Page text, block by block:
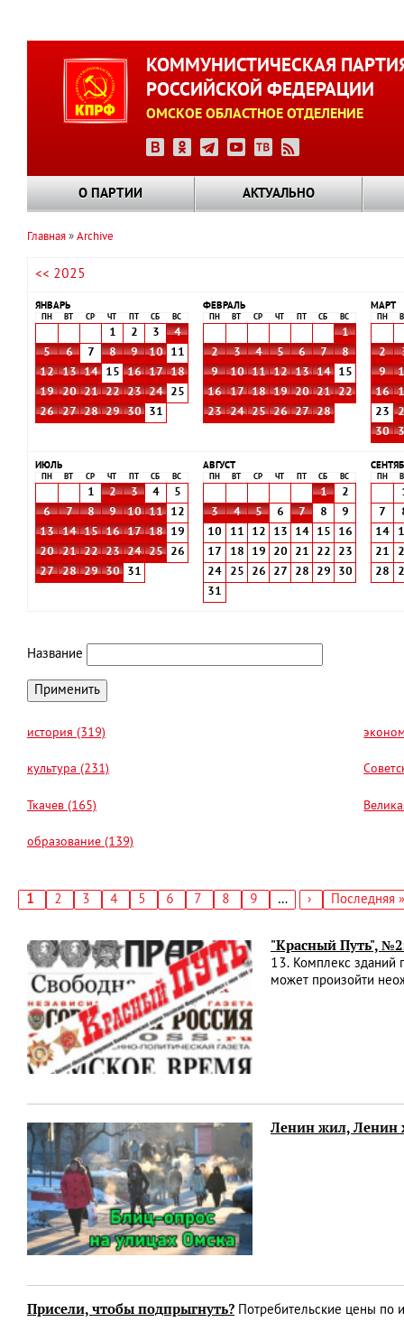
КОММУНИСТИЧЕСКАЯ
РОССИЙСКОЙ ФЕДЕРАЦИИ
ОМСКОЕ ОБЛАСТНОЕ ОТДЕЛЕНИЕ
О ПАРТИИ АКТУАЛЬНО
навигации
Главная Archive
<< 2025
ЯНВАРЬ
ПН ВТ СР ЧТ СБ ВС
1 2 3
4
5
6 7 8 9 10
11
12
13 14 15 16 17
18
19
20 21 22 23 24
25
26
27 28 29 30 31
ФЕВРАЛЬ
ПН ВТ СР ЧТ СБ ВС
1
2
3 4 5 6 7
8
9
10 11 12 13 14
15
16
17 18 19 20 21
22
23
24 25 26 27 28
МАРТ
ПН
2
9
16
23
30
ИЮЛЬ
ПН ВТ СР ЧТ СБ ВС
1 2 3 4
5
6
7 8 9 10 11
12
13
14 15 16 17 18
19
20
21 22 23 24 25
26
27
28 29 30 31
АВГУСТ
ПН ВТ СР ЧТ СБ ВС
1
2
3
4 5 6 7 8
9
10
11 12 13 14 15
16
17
18 19 20 21 22
23
24
25 26 27 28 29
30
31
ПН
7
14
21
28
Название
история (319)
культура (231)
Ткачев (165)
образование (139)
Текущая
1 Страница
2 Страница
3 Страница
4 Страница
5 Страница
6 Страница
7 Страница
8 Страница
9 …
Следующая
›
Последняя
Последняя »
"Красный Путь",
13. Комплекс зданий
может произойти
Ленин жил, Ленин
Присели, чтобы подпрыгнуть? Потребительские цены по